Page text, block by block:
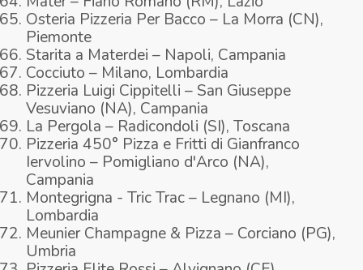
Osteria Pizzeria Per Bacco – La Morra (CN),
Piemonte
Starita a Materdei – Napoli, Campania
Cocciuto – Milano, Lombardia
Pizzeria Luigi Cippitelli – San Giuseppe
Vesuviano (NA), Campania
La Pergola – Radicondoli (SI), Toscana
Pizzeria 450° Pizza e Fritti di Gianfranco
Iervolino – Pomigliano d'Arco (NA),
Campania
Montegrigna - Tric Trac – Legnano (MI),
Lombardia
Meunier Champagne & Pizza – Corciano (PG),
Umbria